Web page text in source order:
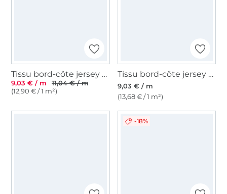
Tissu bord-côte jersey tubulaire Emma, vieux lilas
9,03 € / m
11,04 € / m
(12,90 € / 1 m²)
Tissu bord-côte jersey tubulaire lisse, bleu foncé
9,03 € / m
(13,68 € / 1 m²)
-18%